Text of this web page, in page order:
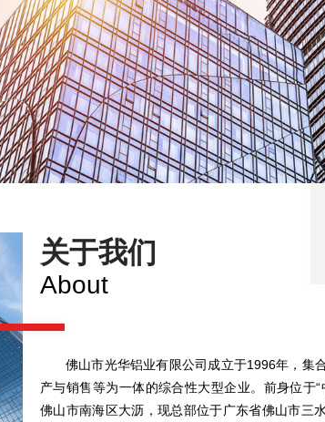
关于我们
About
佛山市光华铝业有限公司成立于1996年，集
产与销售等为一体的综合性大型企业。前身位于
佛山市南海区大沥，现总部位于广东省佛山市三